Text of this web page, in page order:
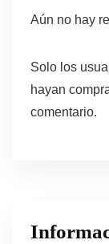
Aún no hay
Solo los
hayan
comentario.